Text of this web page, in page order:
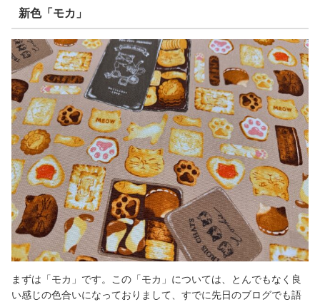
新色「モカ」
まずは「モカ」です。この「モカ」については、とんでもなく良
い感じの色合いになっておりまして、すでに先日のブログでも語